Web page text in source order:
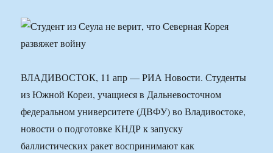
ВЛАДИВОСТОК, 11 апр — РИА Новости. Студенты
из Южной Кореи, учащиеся в Дальневосточном
федеральном университете (ДВФУ) во Владивостоке,
новости о подготовке КНДР к запуску
баллистических ракет воспринимают как